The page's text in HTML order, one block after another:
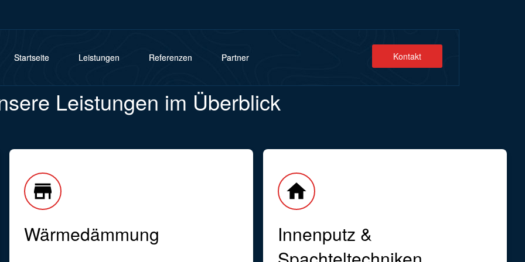
Startseite Leistungen Referenzen Partner Kontakt
Leistungen im Überblick
store
Wärmedämmung
home
Innenputz &